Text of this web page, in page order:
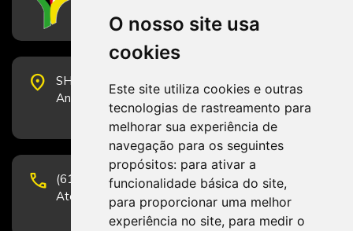
O nosso site usa
cookies
Este site utiliza cookies e outras
tecnologias de rastreamento para
melhorar sua experiência de
navegação para os seguintes
propósitos: para ativar a
funcionalidade básica do site,
para proporcionar uma melhor
experiência no site, para medir o
place
SHS Quadra 6, Bloco E, Complexo Brasil 21, 20º
Andar, Sala 2001 - CEP 70322-915 - Brasília/DF
phone
(61) 3223-1652 e (61) 98131-3801.
Atendimento por telefone em horário comercial